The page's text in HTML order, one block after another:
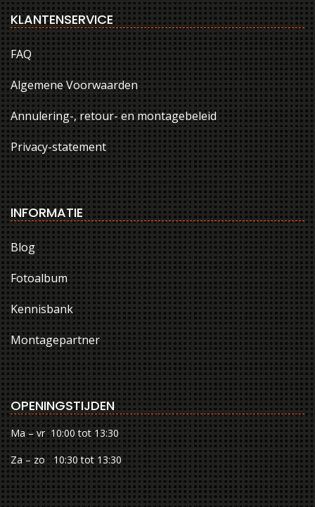
KLANTENSERVICE
FAQ
Algemene Voorwaarden
Annulering-, retour- en montagebeleid
Privacy-statement
INFORMATIE
Blog
Fotoalbum
Kennisbank
Montagepartner
OPENINGSTIJDEN
Ma – vr 10:00 tot 13:30
Za – zo 10:30 tot 13:30